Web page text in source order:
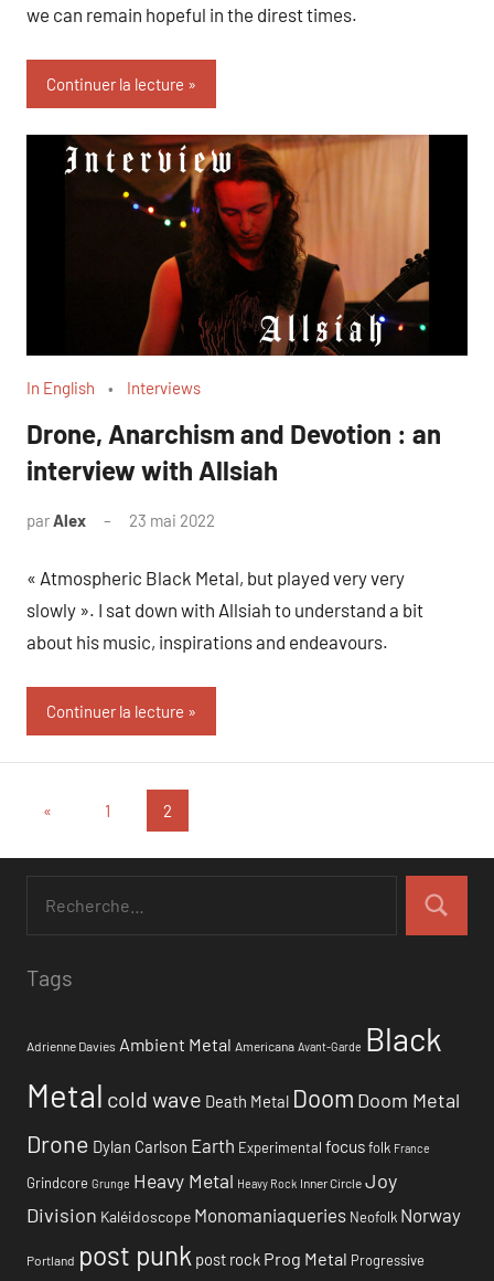
we can remain hopeful in the direst times.
Continuer la lecture
In English Interviews
Drone, Anarchism and Devotion : an
interview with Allsiah
parAlex 23 mai 2022
« Atmospheric Black Metal, but played very very
slowly ». I sat down with Allsiah to understand a bit
about his music, inspirations and endeavours.
Continuer la lecture
Navigation
des
articles
« 1 2
Tags
Adrienne Davies Ambient Metal Americana Avant-Garde Black
Metal cold wave Death Metal Doom Doom Metal
Drone Dylan Carlson Earth Experimental focusfolk France
Grindcore Grunge Heavy Metal Heavy Rock Inner Circle Joy
Division Kaléidoscope Monomaniaqueries Neofolk Norway
Portland post punk post rock Prog Metal Progressive